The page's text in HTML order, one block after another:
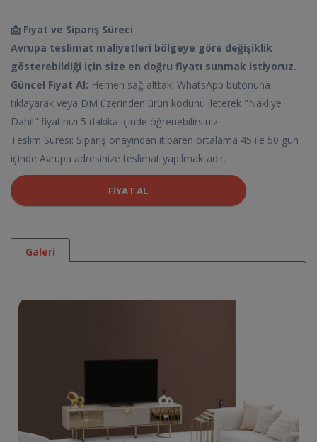
📩 Fiyat ve Sipariş Süreci
Avrupa teslimat maliyetleri bölgeye göre değişiklik
gösterebildiği için size en doğru fiyatı sunmak istiyoruz.
Güncel Fiyat Al: Hemen sağ alttaki WhatsApp butonuna
tıklayarak veya DM üzerinden ürün kodunu ileterek "Nakliye
Dahil" fiyatınızı 5 dakika içinde öğrenebilirsiniz.
Teslim Süresi: Sipariş onayından itibaren ortalama 45 ile 50 gün
içinde Avrupa adresinize teslimat yapılmaktadır.
FIYAT AL
Galeri